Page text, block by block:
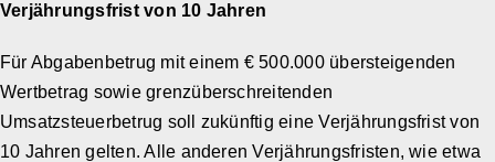
Verjährungsfrist von 10 Jahren
Für Abgabenbetrug mit einem € 500.000 übersteigenden
Wertbetrag sowie grenzüberschreitenden
Umsatzsteuerbetrug soll zukünftig eine Verjährungsfrist von
10 Jahren gelten. Alle anderen Verjährungsfristen, wie etwa